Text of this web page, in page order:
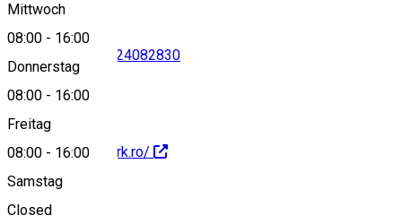
Mittwoch
08:00 - 16:00
Donnerstag
08:00 - 16:00
Freitag
08:00 - 16:00
Samstag
Closed
0724082830
http://diakoniewerk.ro/